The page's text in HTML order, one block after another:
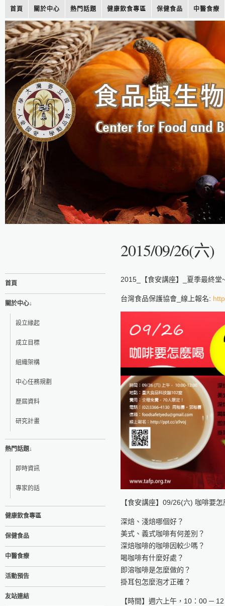
首頁 關於中心 熱門話題 健康飲食專區 保健食品 中醫食療
2015/09/26(六
首頁
關於中心↓
設立緣起
成立目標
組織架構
中心任務規劃
歷屆資料
研究計畫
熱門話題↓
即時資訊
專家的話
健康飲食專區
保健食品
中醫食療
活動預告
友站連結
2015_【食安講座】_夏季最終堂
台灣食品保護協會_線上報名:
【食安講座】09/26(六) 咖啡要
深焙、淺焙哪個好？
美式、義式咖啡有何差別？
深焙咖啡的咖啡因較少嗎？
喝咖啡有什麼好處？
即溶咖啡是怎麼做的？
掛耳包怎麼泡才正確？
【時間】週六上午，10：00 ─